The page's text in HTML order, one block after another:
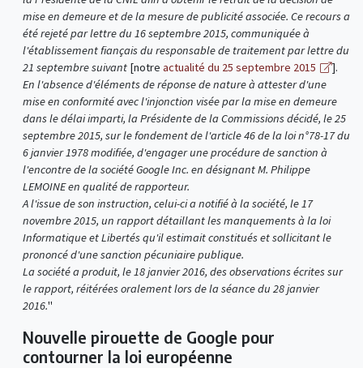
mise en demeure et de la mesure de publicité associée. Ce recours a
été rejeté par lettre du 16 septembre 2015, communiquée à
l'établissement fiançais du responsable de traitement par lettre du
21 septembre suivant [notre actualité du 25 septembre 2015
].
En l'absence d'éléments de réponse de nature à attester d'une
mise en conformité avec l'injonction visée par la mise en demeure
dans le délai imparti, la Présidente de la Commissions décidé, le 25
septembre 2015, sur le fondement de l'article 46 de la loi n°78-17 du
6 janvier 1978 modifiée, d'engager une procédure de sanction à
l'encontre de la société Google Inc. en désignant M. Philippe
LEMOINE en qualité de rapporteur.
A l'issue de son instruction, celui-ci a notifié à la société, le 17
novembre 2015, un rapport détaillant les manquements à la loi
Informatique et Libertés qu'il estimait constitués et sollicitant le
prononcé d'une sanction pécuniaire publique.
La société a produit, le 18 janvier 2016, des observations écrites sur
le rapport, réitérées oralement lors de la séance du 28 janvier
2016."
Nouvelle pirouette de Google pour
contourner la loi européenne